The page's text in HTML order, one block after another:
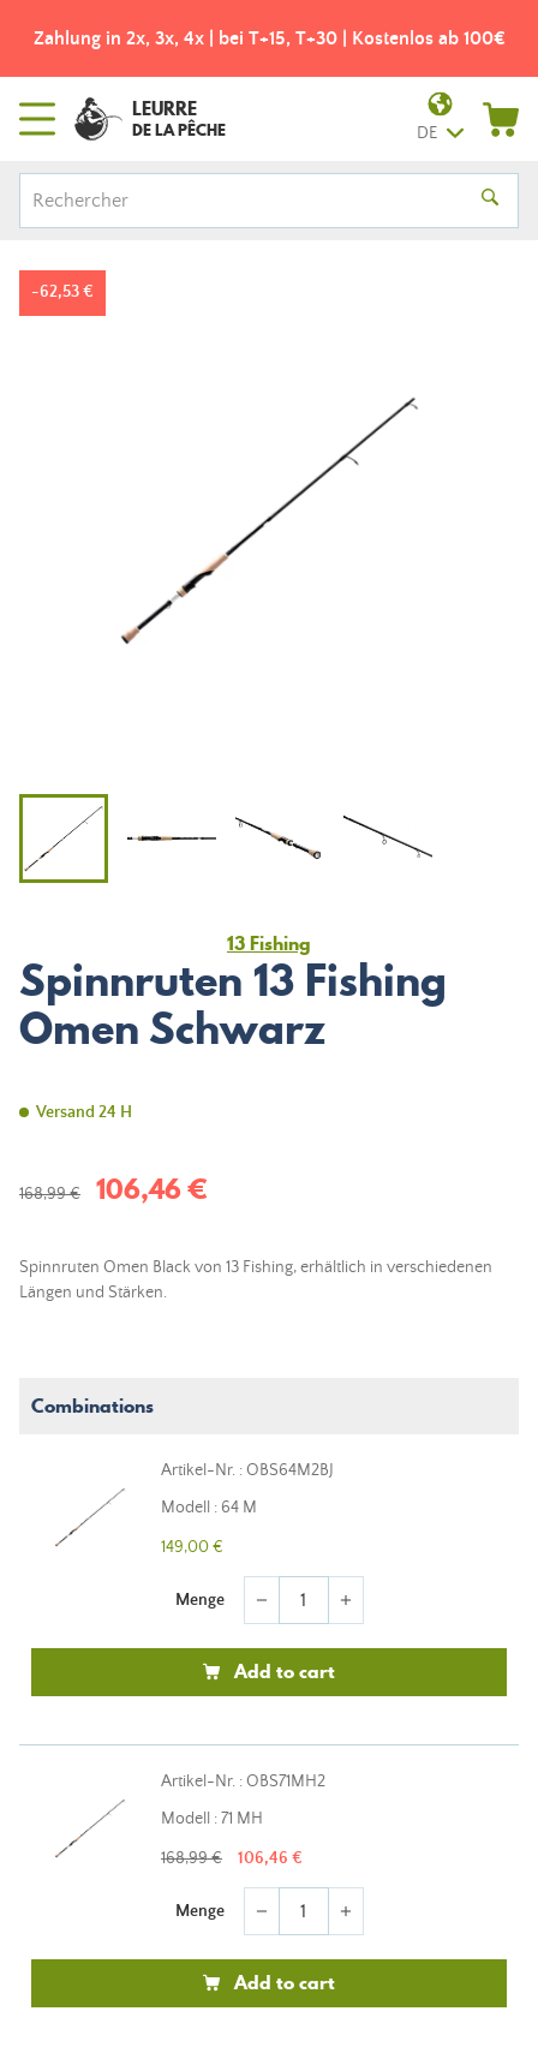
Zahlung in 2x, 3x, 4x | bei T+15, T+30 | Kostenlos ab 100€
LEURRE
DE LA PÊCHE DE
-62,53 €
13 Fishing
Spinnruten 13 Fishing
Omen Schwarz
Versand 24 H
168,99 € 106,46 €
Spinnruten Omen Black von 13 Fishing, erhältlich in verschiedenen
Längen und Stärken.
Combinations
Artikel-Nr. : OBS64M2BJ
Modell : 64 M
149,00 €
Menge remove add
Add to cart
Artikel-Nr. : OBS71MH2
Modell : 71 MH
168,99 € 106,46 €
Menge remove add
Add to cart